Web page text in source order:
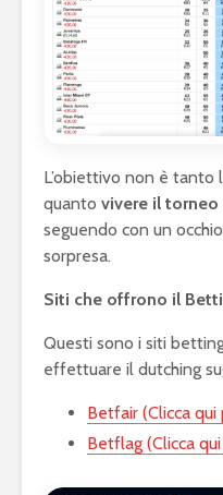
L’obiettivo non è tanto
quanto vivere il
seguendo con un
sorpresa.
Siti che offrono il
Questi sono i siti
effettuare il dutching
Betfair (Clicca
Betflag (Clicca